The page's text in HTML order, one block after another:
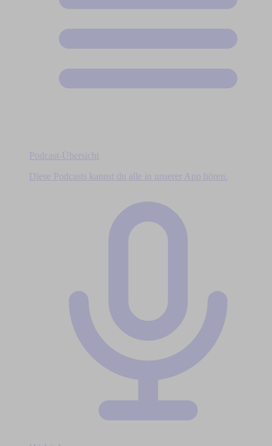
Podcast-Übersicht
Diese Podcasts kannst du alle in unserer App hören.